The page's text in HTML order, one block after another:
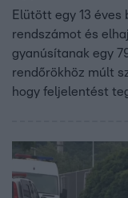
Elütött egy 13
rendszámot és
gyanúsítanak egy
rendőrökhöz múlt
hogy feljelentést
ő megkérdezte a
pattant és eltekert.